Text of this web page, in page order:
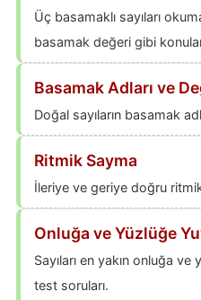
Üç basamaklı sayıları
basamak değeri gibi
Basamak Adları ve
Doğal sayıların basamak
Ritmik Sayma
İleriye ve geriye doğru ritmik
Onluğa ve Yüzlüğe
Sayıları en yakın onluğa
test soruları.